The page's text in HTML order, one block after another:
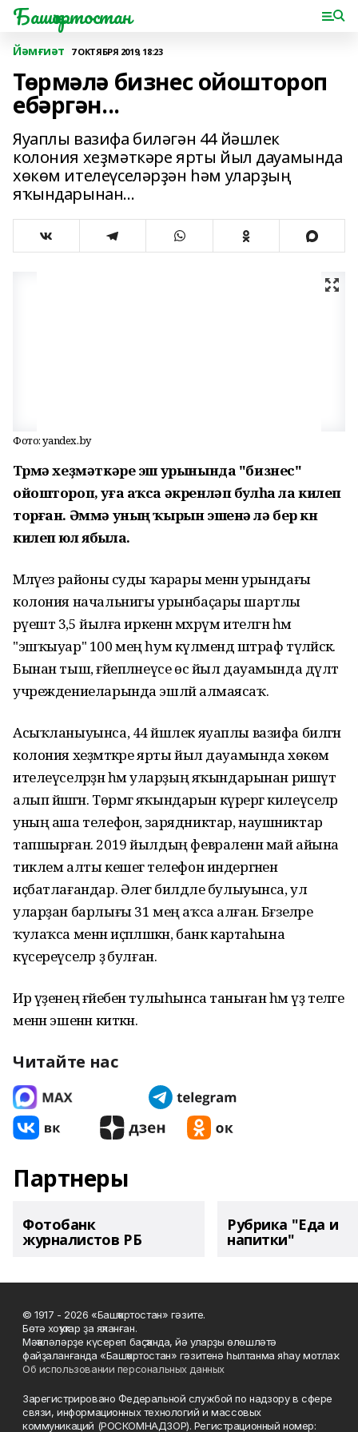
Башҡортостан
Йәмғиәт 7 ОКТЯБРЯ 2019, 18:23
Төрмәлә бизнес ойоштороп
ебәргән...
Яуаплы вазифа биләгән 44 йәшлек
колония хеҙмәткәре ярты йыл дауамында
хөкөм ителеүселәрҙән һәм уларҙың
яҡындарынан...
Фото: yandex.by
Төрмә хеҙмәткәре эш урынында "бизнес"
ойоштороп, уға аҡса әкренләп булһа ла килеп
торған. Әммә уның ҡырын эшенә лә бер көн
килеп юл ябыла.
Мәләүез районы суды ҡарары менән урындағы
колония начальнигы урынбаҫары шартлы
рәүештә 3,5 йылға иркенән мәхрүм ителгән һәм
"эшҡыуар" 100 мең һум күләмендә штраф түләйәсәк.
Бынан тыш, ғәйепләнеүсе өс йыл дауамында дәүләт
учреждениеларында эшләй алмаясаҡ.
Асыҡланыуынса, 44 йәшлек яуаплы вазифа биләгән
колония хеҙмәткәре ярты йыл дауамында хөкөм
ителеүселәрҙән һәм уларҙың яҡындарынан ришүәт
алып йәшәгән. Төрмәгә яҡындарын күрергә килеүселәр
уның аша телефон, зарядниктар, наушниктар
тапшырған. 2019 йылдың февраленән май айына
тиклем алты кешегә телефон индергәнен
иҫбатлағандар. Әлегә билдәле булыуынса, ул
уларҙан барлығы 31 мең аҡса алған. Бәғзеләре
ҡулаҡса менән иҫәпләшкән, банк картаһына
күсереүселәр ҙә булған.
Ир үҙенең ғәйебен тулыһынса таныған һәм үҙ теләге
менән эшенән киткән.
Читайте нас
Партнеры
Фотобанк
журналистов РБ
Рубрика "Еда и
напитки"
© 1917 - 2026 «Башҡортостан» гәзите.
Бөтә хоҡуҡтар ҙа яҡланған.
Мәҡәләләрҙе күсереп баҫҡанда, йә уларҙы өлөшләтә
файҙаланғанда «Башҡортостан» гәзитенә һылтанма яһау мотлаҡ.
Об использовании персональных данных
Зарегистрировано Федеральной службой по надзору в сфере
связи, информационных технологий и массовых
коммуникаций (РОСКОМНАДЗОР). Регистрационный номер: